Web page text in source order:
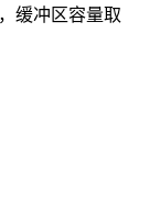
缓冲区容量取